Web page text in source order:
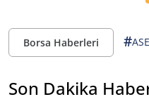
Borsa Haberleri #
Son Dakika